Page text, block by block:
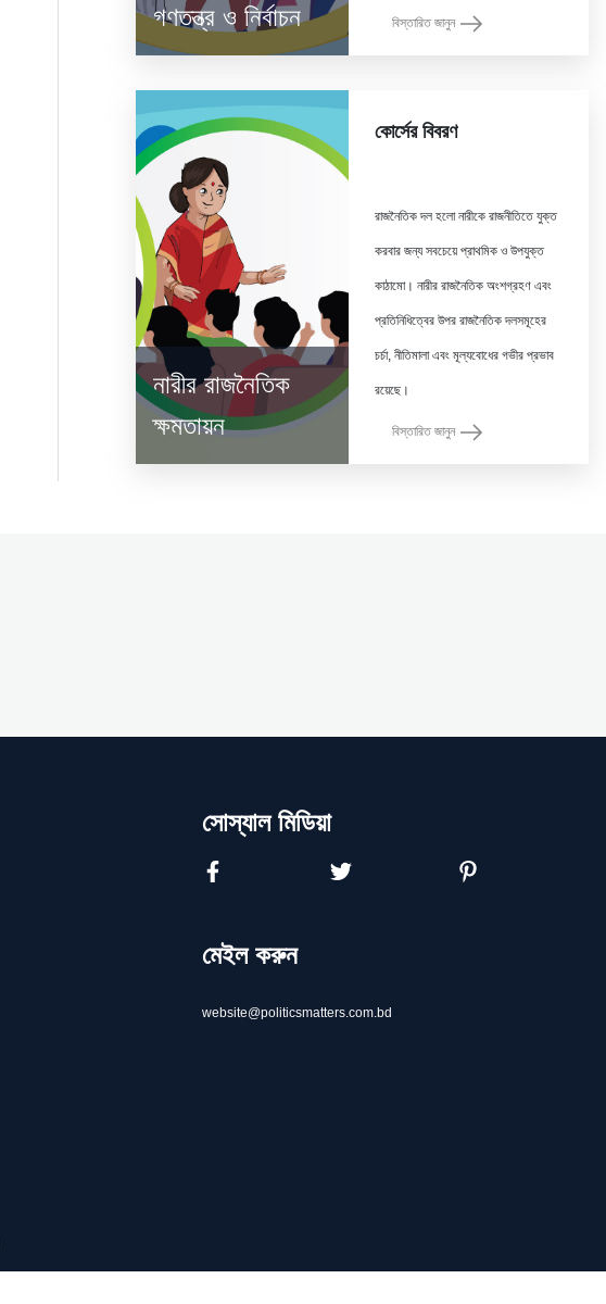
গণতন্ত্র ও নির্বাচন বিস্তারিত জানুন
নারীর রাজনৈতিক
ক্ষমতায়ন
কোর্সের বিবরণ
রাজনৈতিক দল হলো নারীকে রাজনীতিতে যুক্ত
করবার জন্য সবচেয়ে প্রাথমিক ও উপযুক্ত
কাঠামো। নারীর রাজনৈতিক অংশগ্রহণ এবং
প্রতিনিধিত্বের উপর রাজনৈতিক দলসমূহের
চর্চা, নীতিমালা এবং মূল্যবোধের গভীর প্রভাব
বিস্তারিত জানুন
সোস্যাল মিডিয়া
মেইল করুন
website@politicsmatters.com.bd